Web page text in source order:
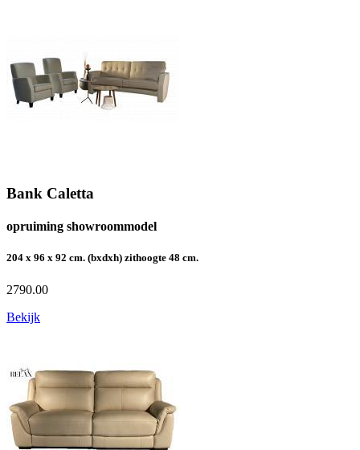
Bank Caletta
opruiming showroommodel
204 x 96 x 92 cm. (bxdxh) zithoogte 48 cm.
2790.00
Bekijk